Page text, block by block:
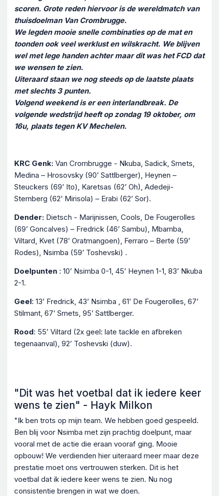
scoren. Grote reden hiervoor is de wereldmatch van
thuisdoelman Van Crombrugge.
We legden mooie snelle combinaties op de mat en
toonden ook veel werklust en wilskracht. We blijven
wel met lege handen achter maar dit was het FCD dat
we wensen te zien.
Uiteraard staan we nog steeds op de laatste plaats
met slechts 3 punten.
Volgend weekend is er een interlandbreak. De
volgende wedstrijd heeft op zondag 19 oktober, om
16u, plaats tegen KV Mechelen.
KRC Genk: Van Crombrugge - Nkuba, Sadick, Smets,
Medina – Hrosovsky (90’ Sattlberger), Heynen –
Steuckers (69’ Ito), Karetsas (62’ Oh), Adedeji-
Sternberg (62’ Mirisola) – Erabi (62’ Sor).
Dender: Dietsch - Marijnissen, Cools, De Fougerolles
(69’ Goncalves) – Fredrick (46’ Sambu), Mbamba,
Viltard, Kvet (78’ Oratmangoen), Ferraro – Berte (59’
Rodes), Nsimba (59’ Toshevski) .
Doelpunten : 10’ Nsimba 0-1, 45’ Heynen 1-1, 83’ Nkuba
2-1.
Geel: 13’ Fredrick, 43’ Nsimba , 61’ De Fougerolles, 67’
Stilmant, 67’ Smets, 95’ Sattlberger.
Rood: 55’ Viltard (2x geel: late tackle en afbreken
tegenaanval), 92’ Toshevski (duw).
"Dit was het voetbal dat ik iedere keer
wens te zien" - Hayk Milkon
"Ik ben trots op mijn team. We hebben goed gespeeld.
Ben blij voor Nsimba met zijn prachtig doelpunt, maar
vooral met de actie die eraan vooraf ging. Mooie
opbouw! We verdienden hier uiteraard meer maar deze
prestatie moet ons vertrouwen sterken. Dit is het
voetbal dat ik iedere keer wens te zien. Nu nog
consistentie brengen in wat we doen.